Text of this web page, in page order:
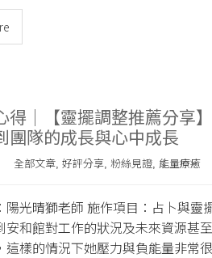
得｜【靈擺調整推薦分享
團隊的成長與心中成長
全部文章, 好評分享, 粉絲見證, 能量療癒
陽光晴獅老師 施作項目：占卜與靈
安和館對工作的狀況及未來資源甚
這樣的情況下她壓力與負能量非常